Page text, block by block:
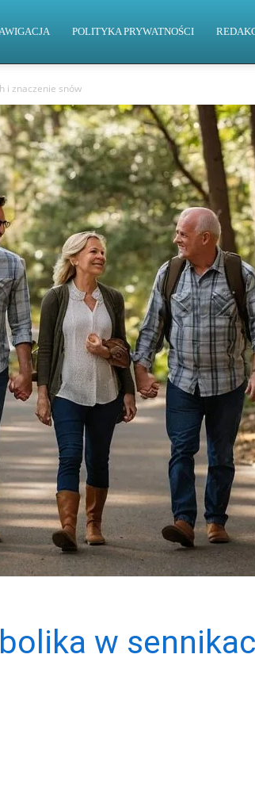
POLITYKA PRYWATNOŚCI
i znaczenie snów
w